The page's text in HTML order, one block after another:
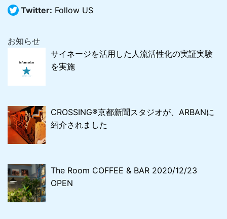
Twitter: Follow US
お知らせ
​サイネージを活用した人流活性化の実証実験
を実施
CROSSING®︎京都新聞スタジオが、ARBANに
紹介されました
The Room COFFEE & BAR 2020/12/23
OPEN